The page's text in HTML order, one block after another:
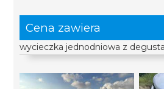
Cena zawiera
wycieczka jednodniowa z